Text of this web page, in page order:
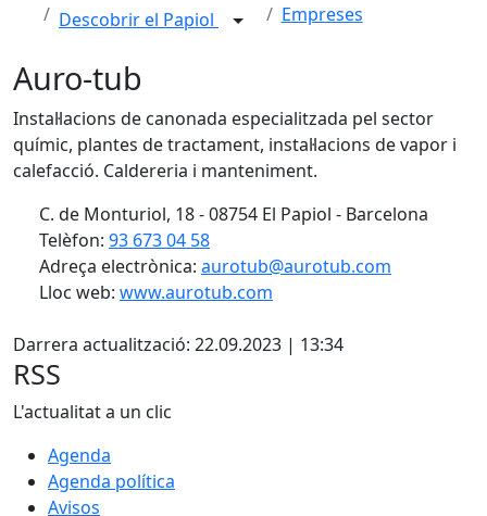
Descobrir el Papiol Empreses
Auro-tub
Instal·lacions de canonada especialitzada pel sector
químic, plantes de tractament, instal·lacions de vapor i
calefacció. Caldereria i manteniment.
C. de Monturiol, 18 - 08754 El Papiol - Barcelona
Telèfon: 93 673 04 58
Adreça electrònica: aurotub@aurotub.com
Lloc web: www.aurotub.com
Darrera actualització: 22.09.2023 | 13:34
RSS
L'actualitat a un clic
Agenda
Agenda política
Avisos